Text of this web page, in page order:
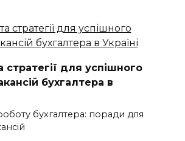
стратегії для успішного
бухгалтера в
бухгалтера: поради для